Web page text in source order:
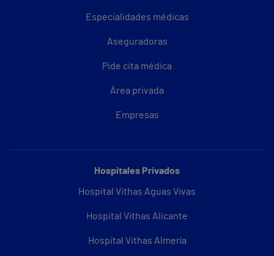
Especialidades médicas
Aseguradoras
Pide cita médica
Área privada
Empresas
Hospitales Privados
Hospital Vithas Aguas Vivas
Hospital Vithas Alicante
Hospital Vithas Almería